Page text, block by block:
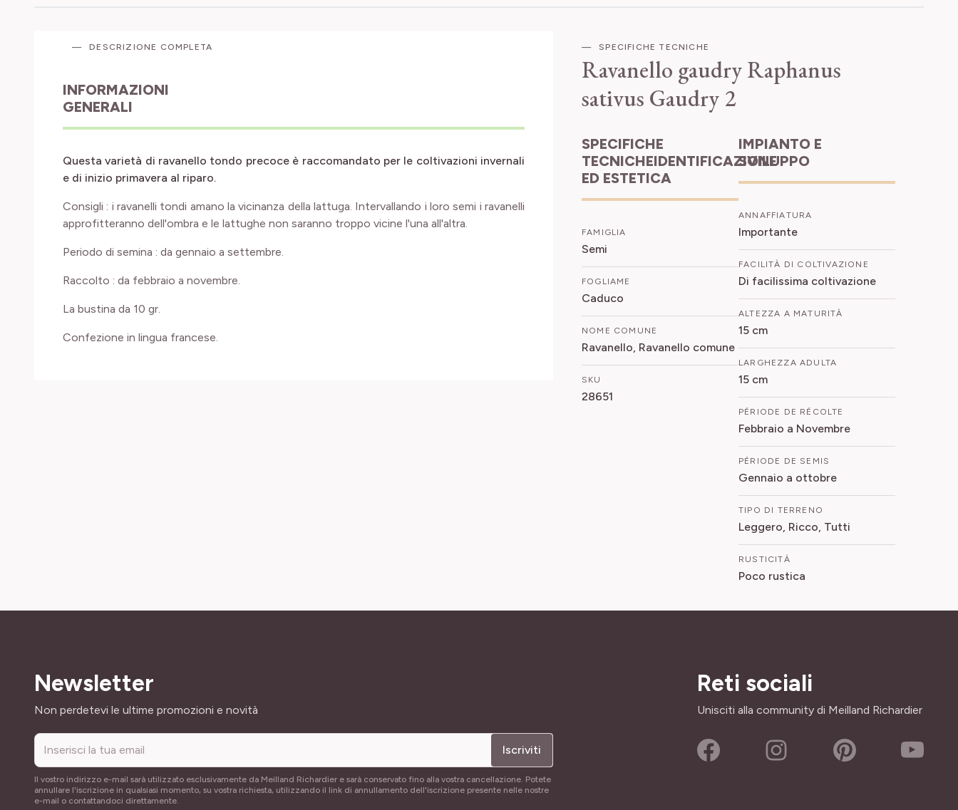
DESCRIZIONE COMPLETA
INFORMAZIONI
GENERALI
Questa varietà di ravanello tondo precoce è raccomandato per le coltivazioni invernali
e di inizio primavera al riparo.
Consigli : i ravanelli tondi amano la vicinanza della lattuga. Intervallando i loro semi i ravanelli
approfitteranno dell'ombra e le lattughe non saranno troppo vicine l'una all'altra.
Periodo di semina : da gennaio a settembre.
Raccolto : da febbraio a novembre.
La bustina da 10 gr.
Confezione in lingua francese.
SPECIFICHE TECNICHE
Ravanello gaudryRaphanus
sativus Gaudry 2
SPECIFICHE
TECNICHEIDENTIFICAZIONE
ED ESTETICA
FAMIGLIA
Semi
FOGLIAME
Caduco
NOME COMUNE
Ravanello, Ravanello comune
SKU
28651
IMPIANTO E
SVILUPPO
ANNAFFIATURA
Importante
FACILITÀ DI COLTIVAZIONE
Di facilissima coltivazione
ALTEZZA A MATURITÀ
15 cm
LARGHEZZA ADULTA
15 cm
PÉRIODE DE RÉCOLTE
Febbraio a Novembre
PÉRIODE DE SEMIS
Gennaio a ottobre
TIPO DI TERRENO
Leggero, Ricco, Tutti
RUSTICITÀ
Poco rustica
Newsletter
Indirizzo email
Non perdetevi le ultime promozioni e novità
Iscriviti
Il vostro indirizzo e-mail sarà utilizzato esclusivamente da Meilland Richardier e sarà conservato fino alla vostra cancellazione. Potete
annullare l'iscrizione in qualsiasi momento, su vostra richiesta, utilizzando il link di annullamento dell'iscrizione presente nelle nostre
e-mail o contattandoci direttamente.
Reti sociali
Unisciti alla community di Meilland Richardier